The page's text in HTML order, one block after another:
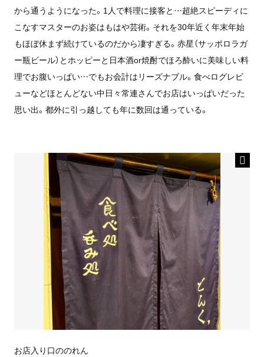
から通うようになった。1人で料理に接客と…超絶スピーディに
こなすマスターのお姿はもはや芸術。それを30年近く年末年始
もほぼ休まず続けているのだから凄すぎる。赤星（サッポロラガ
ー瓶ビール）とホッピーと日本酒or焼酎でほろ酔いに美味しい料
理でお腹いっぱい…でもお会計はリーズナブル。食べログレビ
ューなどほとんどない中日々常連さんでお店はいっぱいだった
思い出。都外に引っ越しても年に数回は通っている。
お店入り口ののれん